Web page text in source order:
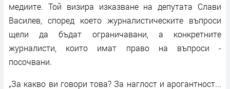
медиите. Той визира изказване на депутата Слави
Василев, според което журналистическите въпроси
щели да бъдат ограничавани, а конкретните
журналисти, които имат право на въпроси -
посочвани.
„За какво ви говори това? За наглост и арогантност...